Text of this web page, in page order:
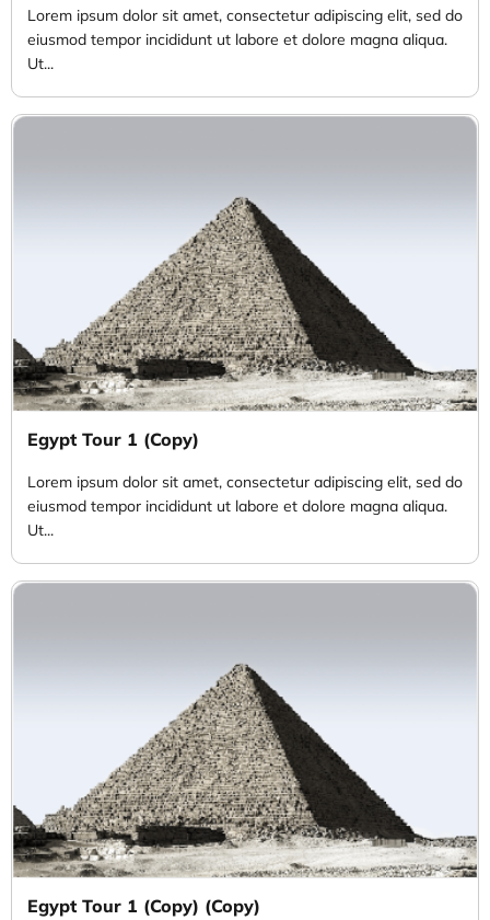
Lorem ipsum dolor sit amet, consectetur adipiscing elit, sed do
eiusmod tempor incididunt ut labore et dolore magna aliqua.
Ut...
Egypt Tour 1 (Copy)
Lorem ipsum dolor sit amet, consectetur adipiscing elit, sed do
eiusmod tempor incididunt ut labore et dolore magna aliqua.
Ut...
Egypt Tour 1 (Copy) (Copy)